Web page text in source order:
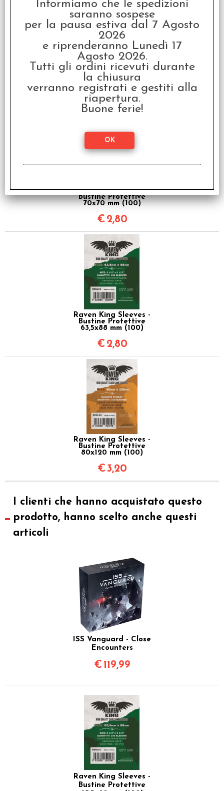
Raven King Sleeves -
Bustine Protettive
45x68 mm (100) - Mini
Euro
€2,80
Raven King Sleeves -
Bustine Protettive
70x70 mm (100)
€ 2,80
Raven King Sleeves -
Bustine Protettive
63,5x88 mm (100)
€ 2,80
Raven King Sleeves -
Bustine Protettive
80x120 mm (100)
€3,20
I clienti che hanno acquistato questo
prodotto, hanno scelto anche questi
articoli
ISS Vanguard - Close
Encounters
€ 119,99
Raven King Sleeves -
Bustine Protettive
Informiamo che le spedizioni
saranno sospese
per la pausa estiva dal 7 Agosto
2026
e riprenderanno Lunedì 17
Agosto 2026.
Tutti gli ordini ricevuti durante
la chiusura
verranno registrati e gestiti alla
riapertura.
Buone ferie!